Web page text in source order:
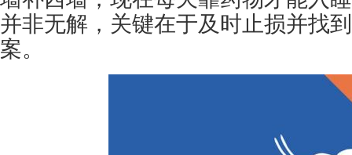
并非无解，关键在于及时止损并找
案。